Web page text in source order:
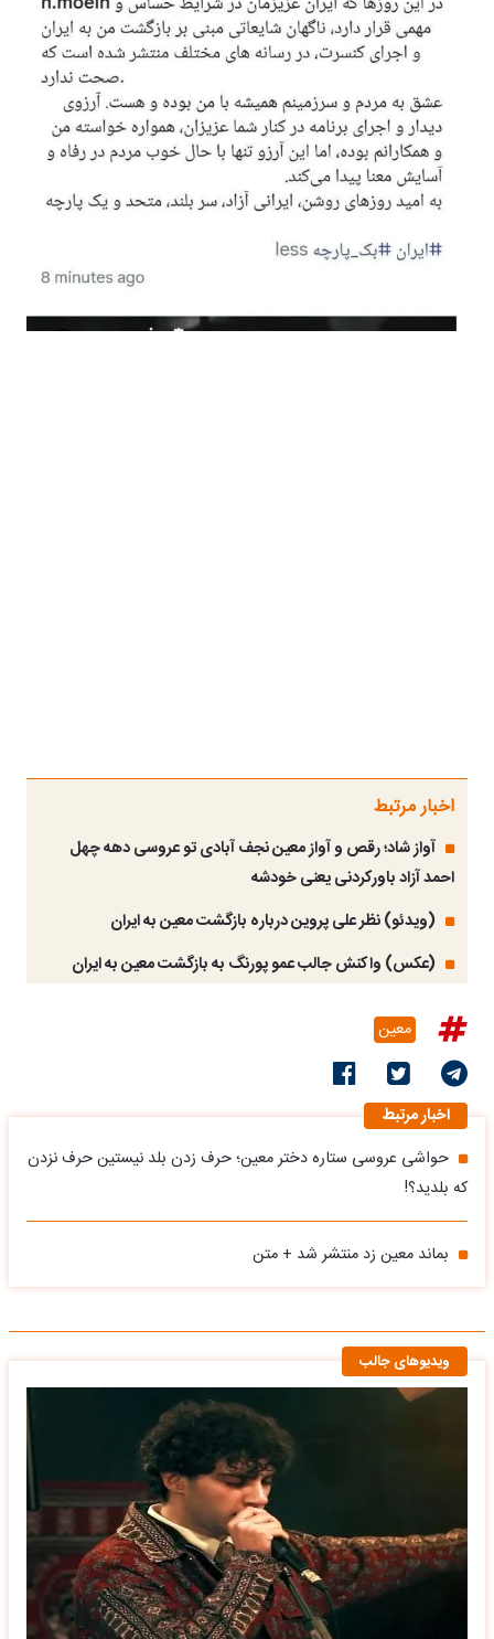
اخبار مرتبط
آواز شاد؛ رقص و آواز معین نجف آبادی تو عروسی دهه چهل
احمد آزاد باورکردنی یعنی خودشه
(ویدئو) نظر علی پروین درباره بازگشت معین به ایران
(عکس) واکنش جالب عمو پورنگ به بازگشت معین به ایران
معین
اخبار مرتبط
حواشی عروسی ستاره دختر معین؛ حرف زدن بلد نیستین حرف نزدن
که بلدید؟!
بماند معین زد منتشر شد + متن
ویدیوهای جالب